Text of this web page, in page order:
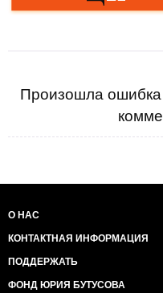
Произошла ошибка
О НАС
КОНТАКТНАЯ ИНФОРМАЦИЯ
ПОДДЕРЖАТЬ
ФОНД ЮРИЯ БУТУСОВА